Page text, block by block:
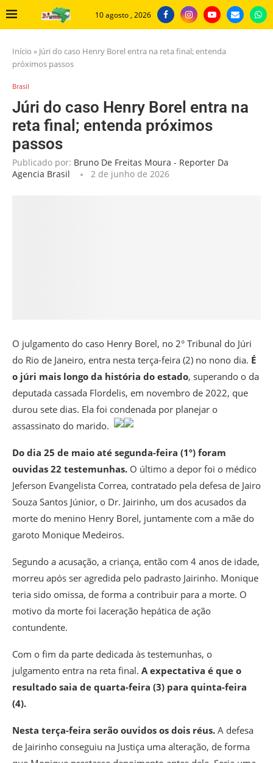
10 agosto , 2026
Início » Júri do caso Henry Borel entra na reta final; entenda
próximos passos
Brasil
Júri do caso Henry Borel entra na
reta final; entenda próximos
passos
Publicado por: Bruno De Freitas Moura - Reporter Da
Agencia Brasil
2 de junho de 2026
O julgamento do caso Henry Borel, no 2° Tribunal do Júri
do Rio de Janeiro, entra nesta terça-feira (2) no nono dia. É
o júri mais longo da história do estado, superando o da
deputada cassada Flordelis, em novembro de 2022, que
durou sete dias. Ela foi condenada por planejar o
assassinato do marido.
Do dia 25 de maio até segunda-feira (1º) foram
ouvidas 22 testemunhas. O último a depor foi o médico
Jeferson Evangelista Correa, contratado pela defesa de Jairo
Souza Santos Júnior, o Dr. Jairinho, um dos acusados da
morte do menino Henry Borel, juntamente com a mãe do
garoto Monique Medeiros.
Segundo a acusação, a criança, então com 4 anos de idade,
morreu após ser agredida pelo padrasto Jairinho. Monique
teria sido omissa, de forma a contribuir para a morte. O
motivo da morte foi laceração hepática de ação
contundente.
Com o fim da parte dedicada às testemunhas, o
julgamento entra na reta final. A expectativa é que o
resultado saia de quarta-feira (3) para quinta-feira
(4).
Nesta terça-feira serão ouvidos os dois réus. A defesa
de Jairinho conseguiu na Justiça uma alteração, de forma